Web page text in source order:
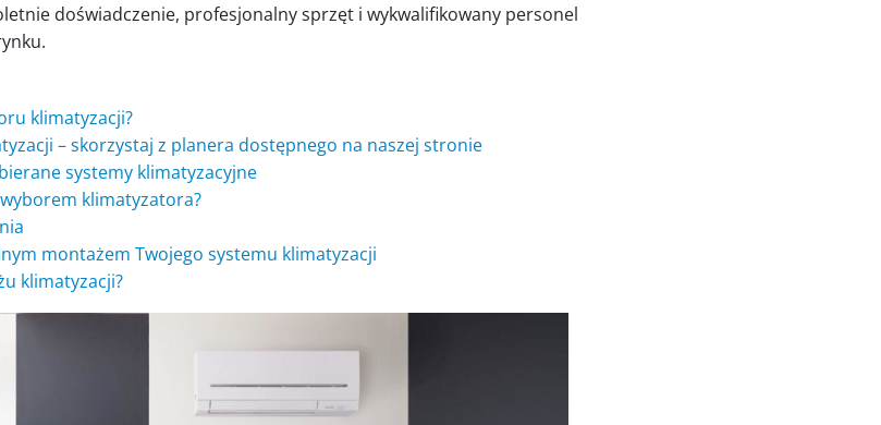
doświadczenie, profesjonalny sprzęt i wykwalifikowany personel
klimatyzacji?
– skorzystaj z planera dostępnego na naszej stronie
systemy klimatyzacyjne
klimatyzatora?
montażem Twojego systemu klimatyzacji
klimatyzacji?